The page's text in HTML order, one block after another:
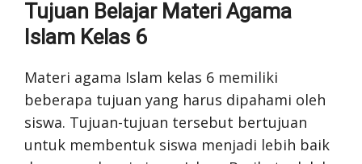
Tujuan Belajar Materi Agama
Islam Kelas 6
Materi agama Islam kelas 6 memiliki
beberapa tujuan yang harus dipahami oleh
siswa. Tujuan-tujuan tersebut bertujuan
untuk membentuk siswa menjadi lebih baik